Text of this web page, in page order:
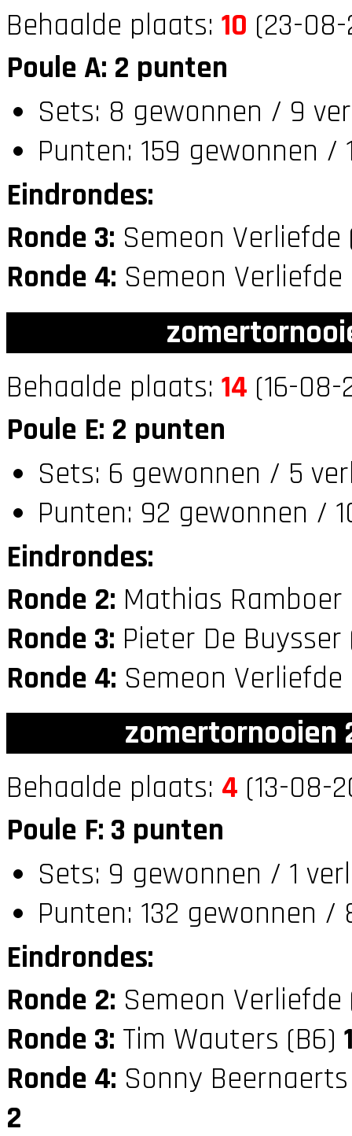
Behaalde plaats: 10 (23-
Poule A: 2 punten
Sets: 8 gewonnen / 9
Punten: 159 gewonnen /
Eindrondes:
Ronde 3: Semeon
Ronde 4: Semeon
Behaalde plaats: 14 (16-
Poule E: 2 punten
Sets: 6 gewonnen / 5
Punten: 92 gewonnen /
Eindrondes:
Ronde 2: Mathias
Ronde 3: Pieter De
Ronde 4: Semeon
zomertornooien
Behaalde plaats: 4 (13-08-
Poule F: 3 punten
Sets: 9 gewonnen / 1
Punten: 132 gewonnen /
Eindrondes:
Ronde 2: Semeon
Ronde 3: Tim Wauters (B6)
Ronde 4: Sonny
2